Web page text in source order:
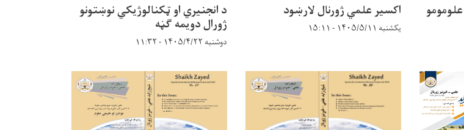
اکسير علمي ژورنال لارښود
یکشنبه ۱۴۰۵/۵/۱۱ - ۱۵:۱۱
د انجنيري او ټکنالوژيکي نوښتونو
ژورال دويمه ګڼه
دوشنبه ۱۴۰۵/۴/۲۲ - ۱۱:۳۲